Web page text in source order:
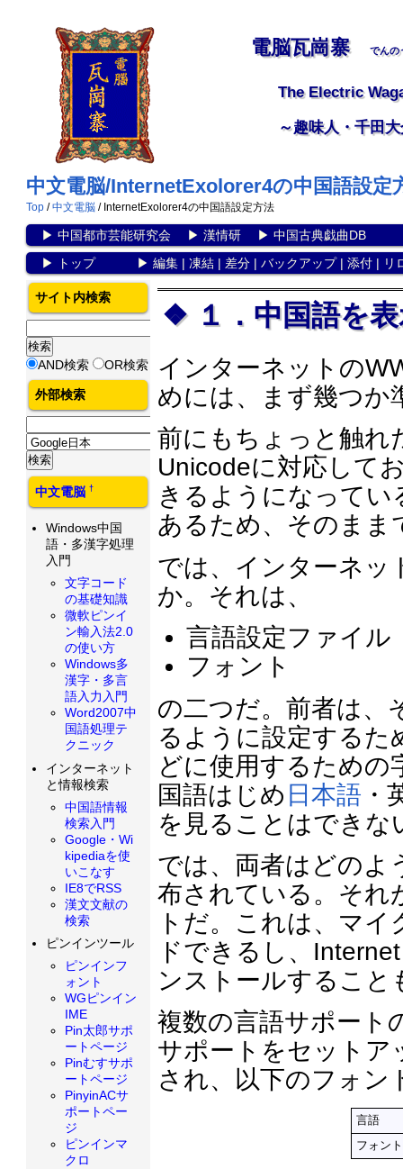
電脳瓦崗寨 でんの
The Electric
～趣味人・千田
中文電脳/InternetExolorer4の中国語設定
Top /中文電脳 / InternetExolorer4の中国語設定方法
▶ 中国都市芸能研究会▶ 漢情研▶ 中国古典戯曲DB
▶
トップ▶ 編集| 凍結| 差分| バックアップ| 添付| リ
１．中国語を
インターネットの
めには、まず幾つか
前にもちょっと触れ
Unicodeに対応して
きるようになってい
あるため、そのまま
では、インターネッ
か。それは、
言語設定ファイル
フォント
の二つだ。前者は、
るように設定するた
どに使用するための
国語はじめ 日本語 ・
を見ることはできな
では、両者はどのよ
布されている。それ
トだ。これは、マ
ドできるし、
ンストールすること
複数の言語サポート
サポートをセットア
され、以下のフォン
言語
フォン
サイト内検索
AND検索 OR検索
外部検索
中文電脳 †
Windows中国
語・多漢字処理
入門
文字コード
の基礎知識
微軟ピンイ
ン輸入法2.0
の使い方
Windows多
漢字・多言
語入力入門
Word2007中
国語処理テ
クニック
インターネット
と情報検索
中国語情報
検索入門
Google・Wi
kipediaを使
いこなす
IE8でRSS
漢文文献の
検索
ピンインツール
ピンインフ
ォント
WGピンイン
IME
Pin太郎サポ
ートページ
Pinむすサポ
ートページ
PinyinACサ
ポートペー
ジ
ピンインマ
クロ